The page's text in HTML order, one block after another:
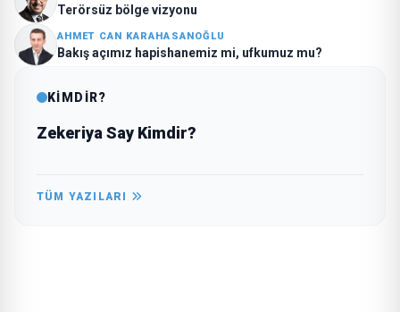
Terörsüz bölge vizyonu
AHMET CAN KARAHASANOĞLU
Bakış açımız hapishanemiz mi, ufkumuz mu?
KİMDİR?
Zekeriya Say Kimdir?
TÜM YAZILARI